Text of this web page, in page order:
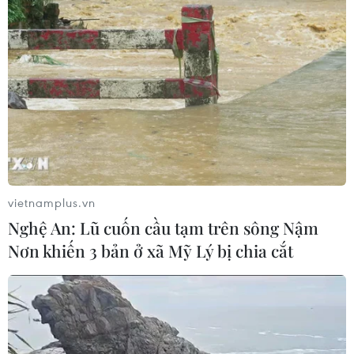
Hợp tác quốc phòng-an ninh giữa
Việt Nam và Lào ngày càng thực chất,
hiệu quả
06/08/2026 22:51
Quan hệ quốc phòng Việt Nam-
Malaysia: Gắn kết chính trị, hợp tác
thực tiễn
Kinh nghiệm Đổi mới của Việt Nam
hỗ trợ Lào xây dựng nền kinh tế độc
lập, tự chủ
06/08/2026 15:32
vietnamplus.vn
Nghệ An: Lũ cuốn cầu tạm trên sông Nậm
Nơn khiến 3 bản ở xã Mỹ Lý bị chia cắt